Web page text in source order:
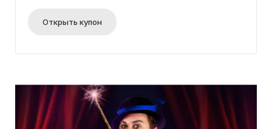
Открыть купон